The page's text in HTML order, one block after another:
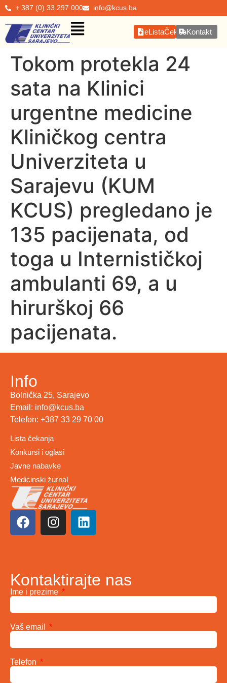
+ 387 (0) 33 297 000 info@kcus.ba
eListaČekanjaKontakt
Tokom protekla 24
sata na Klinici
urgentne medicine
Kliničkog centra
Univerziteta u
Sarajevu (KUM
KCUS) pregledano je
135 pacijenata, od
toga u Internističkoj
ambulanti 69, a u
hirurškoj 66
pacijenata.
Info
Bolnička 25, Sarajevo
Email: info@kcus.ba
Telefon: +387 33 29 70 00
Lista čekanja
Konkursi i oglasi
Javne nabavke
Medicinski žurnal
Kontaktirajte nas
Ime i prezime
Vaš email
Telefon